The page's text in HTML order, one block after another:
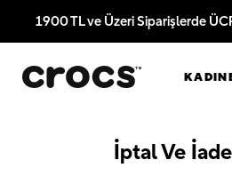
1900 TL ve Üzeri Siparişlerde
KADIN
İptal Ve